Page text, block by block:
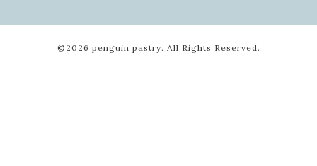
©2026 penguin pastry. All Rights Reserved.